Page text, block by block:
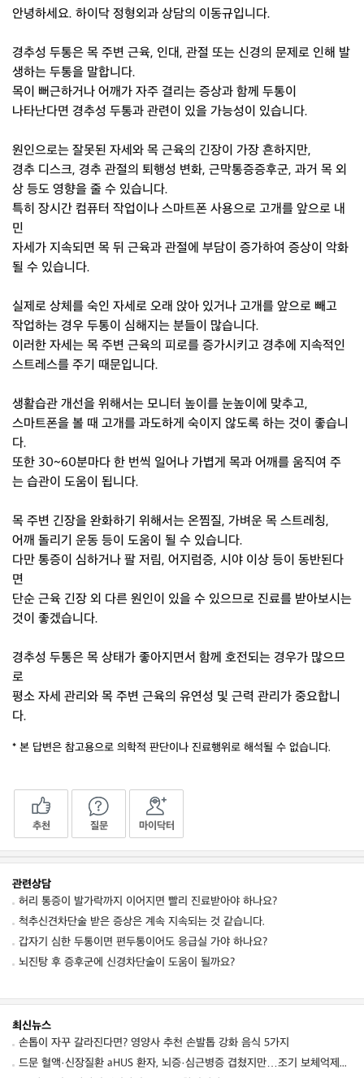
안녕하세요. 하이닥 정형외과 상담의 이동규입니다.
경추성 두통은 목 주변 근육, 인대, 관절 또는 신경의 문제로 인해 발
생하는 두통을 말합니다.
목이 뻐근하거나 어깨가 자주 결리는 증상과 함께 두통이
나타난다면 경추성 두통과 관련이 있을 가능성이 있습니다.
원인으로는 잘못된 자세와 목 근육의 긴장이 가장 흔하지만,
경추 디스크, 경추 관절의 퇴행성 변화, 근막통증증후군, 과거 목 외
상 등도 영향을 줄 수 있습니다.
특히 장시간 컴퓨터 작업이나 스마트폰 사용으로 고개를 앞으로 내
민
자세가 지속되면 목 뒤 근육과 관절에 부담이 증가하여 증상이 악화
될 수 있습니다.
실제로 상체를 숙인 자세로 오래 앉아 있거나 고개를 앞으로 빼고
작업하는 경우 두통이 심해지는 분들이 많습니다.
이러한 자세는 목 주변 근육의 피로를 증가시키고 경추에 지속적인
스트레스를 주기 때문입니다.
생활습관 개선을 위해서는 모니터 높이를 눈높이에 맞추고,
스마트폰을 볼 때 고개를 과도하게 숙이지 않도록 하는 것이 좋습니
다.
또한 30~60분마다 한 번씩 일어나 가볍게 목과 어깨를 움직여 주
는 습관이 도움이 됩니다.
목 주변 긴장을 완화하기 위해서는 온찜질, 가벼운 목 스트레칭,
어깨 돌리기 운동 등이 도움이 될 수 있습니다.
다만 통증이 심하거나 팔 저림, 어지럼증, 시야 이상 등이 동반된다
면
단순 근육 긴장 외 다른 원인이 있을 수 있으므로 진료를 받아보시는
것이 좋겠습니다.
경추성 두통은 목 상태가 좋아지면서 함께 호전되는 경우가 많으므
로
평소 자세 관리와 목 주변 근육의 유연성 및 근력 관리가 중요합니
다.
* 본 답변은 참고용으로 의학적 판단이나 진료행위로 해석될 수 없습니다.
추천 질문 마이닥터
관련상담
허리 통증이 발가락까지 이어지면 빨리 진료받아야 하나요?
척추신견차단술 받은 증상은 계속 지속되는 것 같습니다.
갑자기 심한 두통이면 편두통이어도 응급실 가야 하나요?
뇌진탕 후 증후군에 신경차단술이 도움이 될까요?
최신뉴스
손톱이 자꾸 갈라진다면? 영양사 추천 손발톱 강화 음식 5가지
드문 혈액·신장질환 aHUS 환자, 뇌증·심근병증 겹쳤지만…조기 보체억제치료로 신경학적 회복 보여